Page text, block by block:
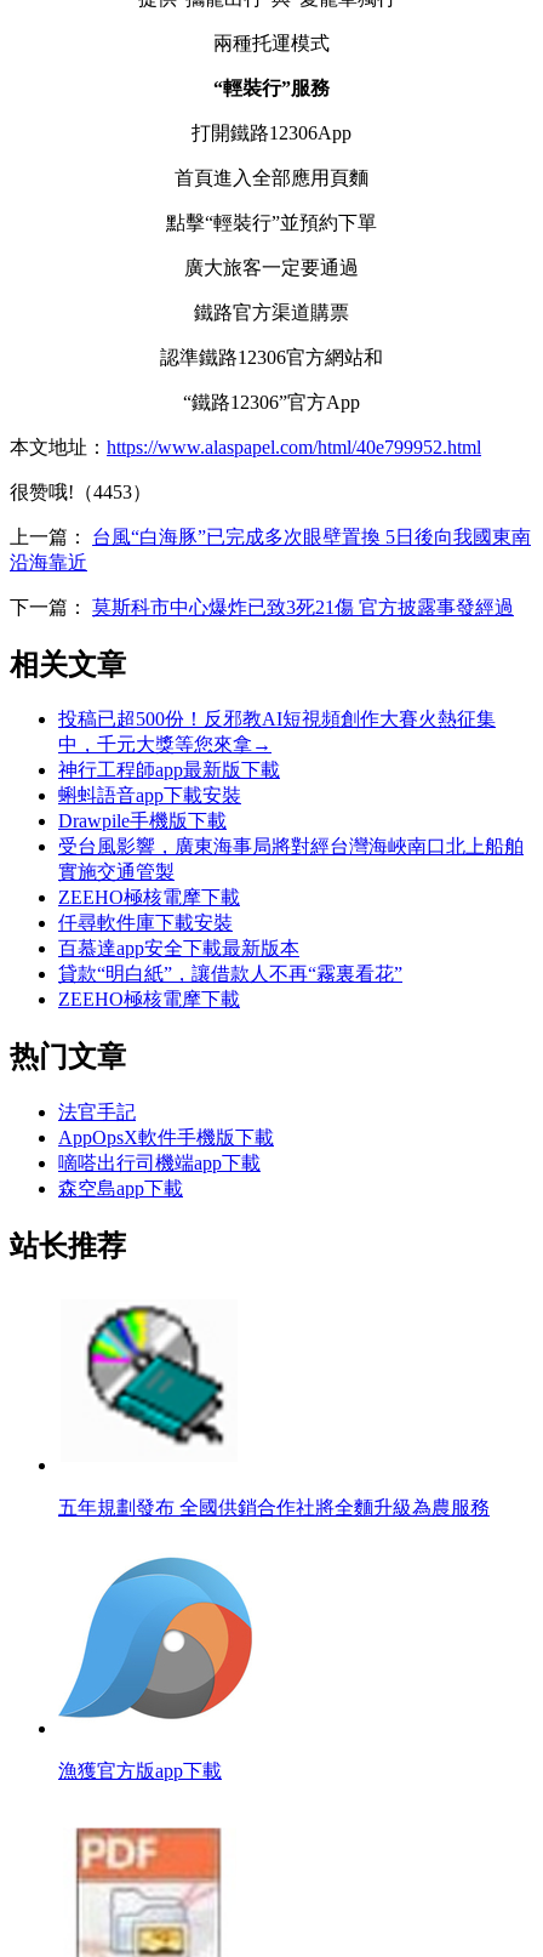
兩種托運模式
“輕裝行”服務
打開鐵路12306App
首頁進入全部應用頁麵
點擊“輕裝行”並預約下單
廣大旅客一定要通過
鐵路官方渠道購票
認準鐵路12306官方網站和
“鐵路12306”官方App
本文地址： https://www.alaspapel.com/html/40e799952.html
很赞哦!（4453）
上一篇： 台風“白海豚”已完成多次眼壁置換 5日後向我國東南
沿海靠近
下一篇： 莫斯科市中心爆炸已致3死21傷 官方披露事發經過
相关文章
投稿已超500份！反邪教AI短視頻創作大賽火熱征集
中，千元大獎等您來拿→
神行工程師app最新版下載
蝌蚪語音app下載安裝
Drawpile手機版下載
受台風影響，廣東海事局將對經台灣海峽南口北上船舶
實施交通管製
ZEEHO極核電摩下載
仟尋軟件庫下載安裝
百慕達app安全下載最新版本
貸款“明白紙”，讓借款人不再“霧裏看花”
ZEEHO極核電摩下載
热门文章
法官手記
AppOpsX軟件手機版下載
嘀嗒出行司機端app下載
森空島app下載
站长推荐
五年規劃發布 全國供銷合作社將全麵升級為農服務
漁獲官方版app下載